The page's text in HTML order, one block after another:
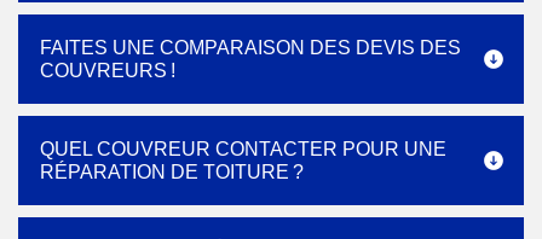
FAITES UNE COMPARAISON DES DEVIS DES
COUVREURS !
QUEL COUVREUR CONTACTER POUR UNE
RÉPARATION DE TOITURE ?